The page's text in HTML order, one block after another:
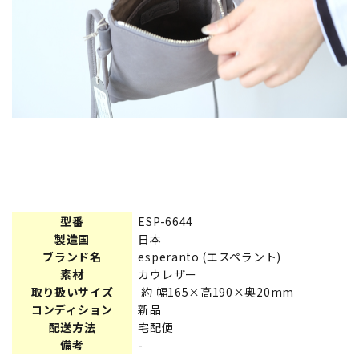
型番
ESP-6644
製造国
日本
ブランド名
esperanto (エスペラント)
素材
カウレザー
取り扱いサイズ
約 幅165×高190×奥20mm
コンディション
新品
配送方法
宅配便
備考
-